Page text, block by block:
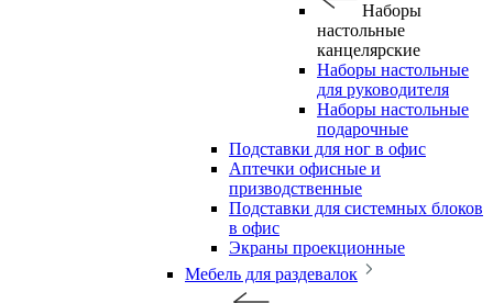
Наборы
настольные
канцелярские
Наборы настольные
для руководителя
Наборы настольные
подарочные
Подставки для ног в офис
Аптечки офисные и
призводственные
Подставки для системных блоков
в офис
Экраны проекционные
Мебель для раздевалок